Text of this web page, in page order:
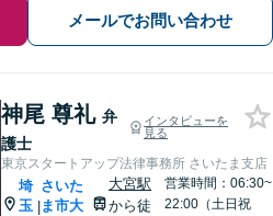
メールでお問い合わせ
神尾 尊礼 弁
護士
インタビューを
見る
東京スタートアップ法律事務所 さいたま支店
埼
玉 |
さいた
ま市大
大宮駅
から徒
営業時間：06:30~
22:00（土日祝